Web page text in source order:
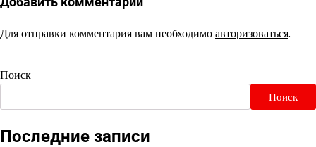
Для отправки комментария вам необходимоавторизоваться.
Поиск
Поиск
Последние записи